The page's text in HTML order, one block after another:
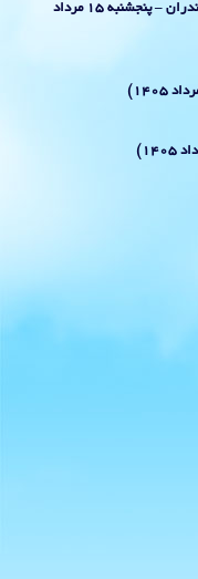
پیش بینی 7 روزه وضع هوای استان مازندران – پنجشنبه 15 مرداد